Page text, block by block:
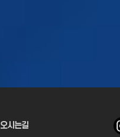
오시는길